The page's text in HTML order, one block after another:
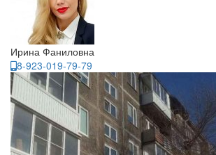
Ирина Фаниловна
8-923-019-79-79